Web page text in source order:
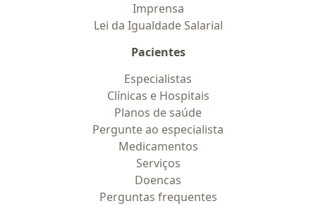
Imprensa
Lei da Igualdade Salarial
Pacientes
Especialistas
Clínicas e Hospitais
Planos de saúde
Pergunte ao especialista
Medicamentos
Serviços
Doencas
Perguntas frequentes